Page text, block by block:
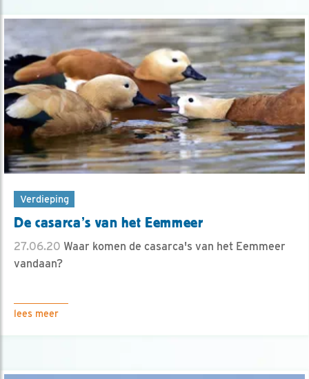
Verdieping
De casarca’s van het Eemmeer
27.06.20 Waar komen de casarca's van het Eemmeer
vandaan?
lees meer